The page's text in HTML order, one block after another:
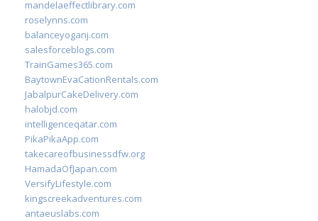
mandelaeffectlibrary.com
roselynns.com
balanceyoganj.com
salesforceblogs.com
TrainGames365.com
BaytownEvaCationRentals.com
JabalpurCakeDelivery.com
halobjd.com
intelligenceqatar.com
PikaPikaApp.com
takecareofbusinessdfw.org
HamadaOfJapan.com
VersifyLifestyle.com
kingscreekadventures.com
antaeuslabs.com